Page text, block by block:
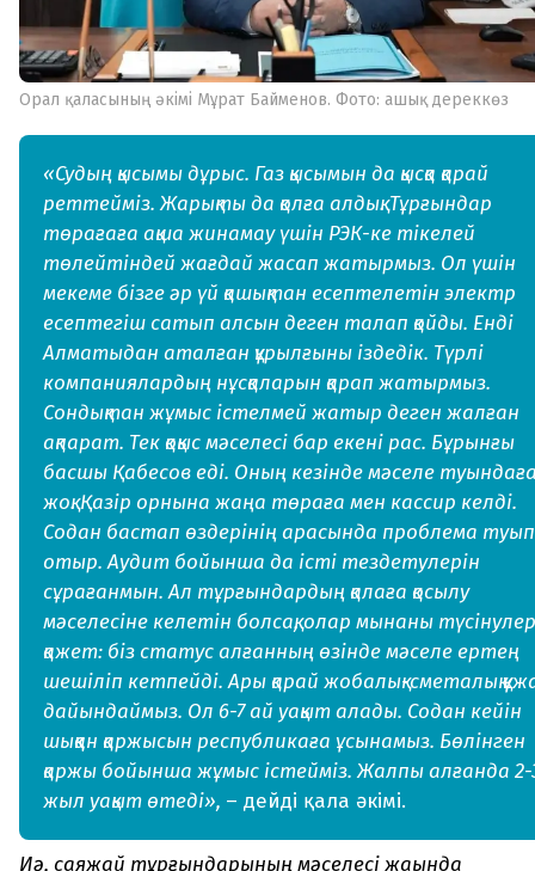
Орал қаласының әкімі Мұрат Байменов. Фото: ашық дереккөз
«Судың қысымы дұрыс. Газ қысымын да қысқа қарай
реттейміз. Жарықты да қолға алдық. Тұрғындар
төрағаға ақша жинамау үшін РЭК-ке тікелей
төлейтіндей жағдай жасап жатырмыз. Ол үшін
мекеме бізге әр үй қашықтан есептелетін электр
есептегіш сатып алсын деген талап қойды. Енді
Алматыдан аталған құрылғыны іздедік. Түрлі
компаниялардың нұсқаларын қарап жатырмыз.
Сондықтан жұмыс істелмей жатыр деген жалған
ақпарат. Тек қоқыс мәселесі бар екені рас. Бұрынғы
басшы Қабесов еді. Оның кезінде мәселе
жоқ. Қазір орнына жаңа төраға мен кассир келді.
Содан бастап өздерінің арасында проблема туып
отыр. Аудит бойынша да істі тездетулерін
сұрағанмын. Ал тұрғындардың қалаға қосылу
мәселесіне келетін болсақ, олар мынаны
қажет: біз статус алғанның өзінде мәселе ертең
шешіліп кетпейді. Ары қарай жобалық-сметалық
дайындаймыз. Ол 6-7 ай уақыт алады. Содан кейін
шыққан қаржысын республикаға ұсынамыз. Бөлінген
қаржы бойынша жұмыс істейміз. Жалпы алғанда 2-
жыл уақыт өтеді», – дейді қала әкімі.
Иә, саяжай тұрғындарының мәселесі жақында